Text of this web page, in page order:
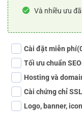
Và nhiều ưu
Cài đặt miễn phí
Tối ưu chuẩn SEO
Hosting và
Cài chứng chỉ SSL
Logo, banner,